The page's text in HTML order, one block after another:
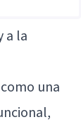
a la
una